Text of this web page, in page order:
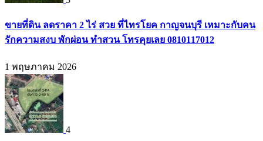
ขายที่ดิน ลดราคา 2 ไร่ สวย ที่ไทรโยค กาญจนบุรี เหมาะกับคน
รักความสงบ พักผ่อน ทำสวน โทรคุยเลย 0810117012
1 พฤษภาคม 2026
4